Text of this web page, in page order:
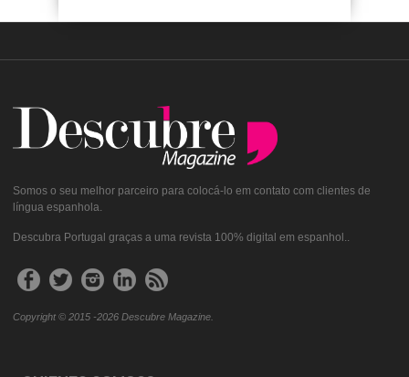
Somos o seu melhor parceiro para colocá-lo em contato com clientes de
língua espanhola.
Descubra Portugal graças a uma revista 100% digital em espanhol..
Copyright © 2015 -2026 Descubre Magazine.